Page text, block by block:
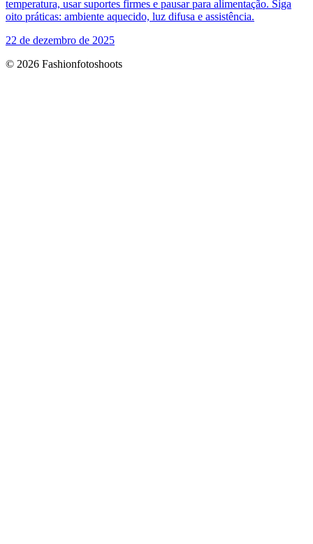
temperatura, usar suportes firmes e pausar para alimentação. Siga
oito práticas: ambiente aquecido, luz difusa e assistência.
22 de dezembro de 2025
© 2026 Fashionfotoshoots